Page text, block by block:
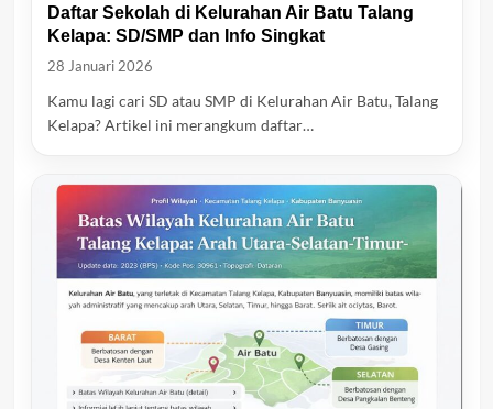
Daftar Sekolah di Kelurahan Air Batu Talang
Kelapa: SD/SMP dan Info Singkat
28 Januari 2026
Kamu lagi cari SD atau SMP di Kelurahan Air Batu, Talang
Kelapa? Artikel ini merangkum daftar…